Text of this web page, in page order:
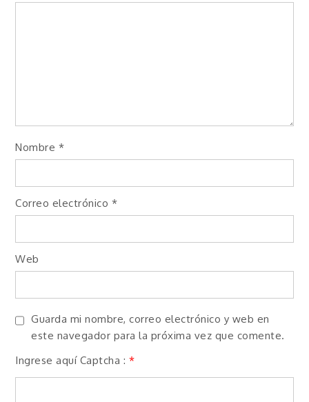
Nombre *
Correo electrónico *
Web
Guarda mi nombre, correo electrónico y web en
este navegador para la próxima vez que comente.
Ingrese aquí Captcha : *